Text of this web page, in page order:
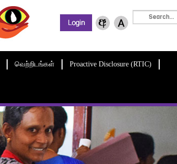
வெற்றிடங்கள் Proactive Disclosure (RTIC)